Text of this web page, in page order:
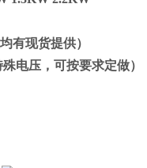
有现货提供）
电压，可按要求定做）